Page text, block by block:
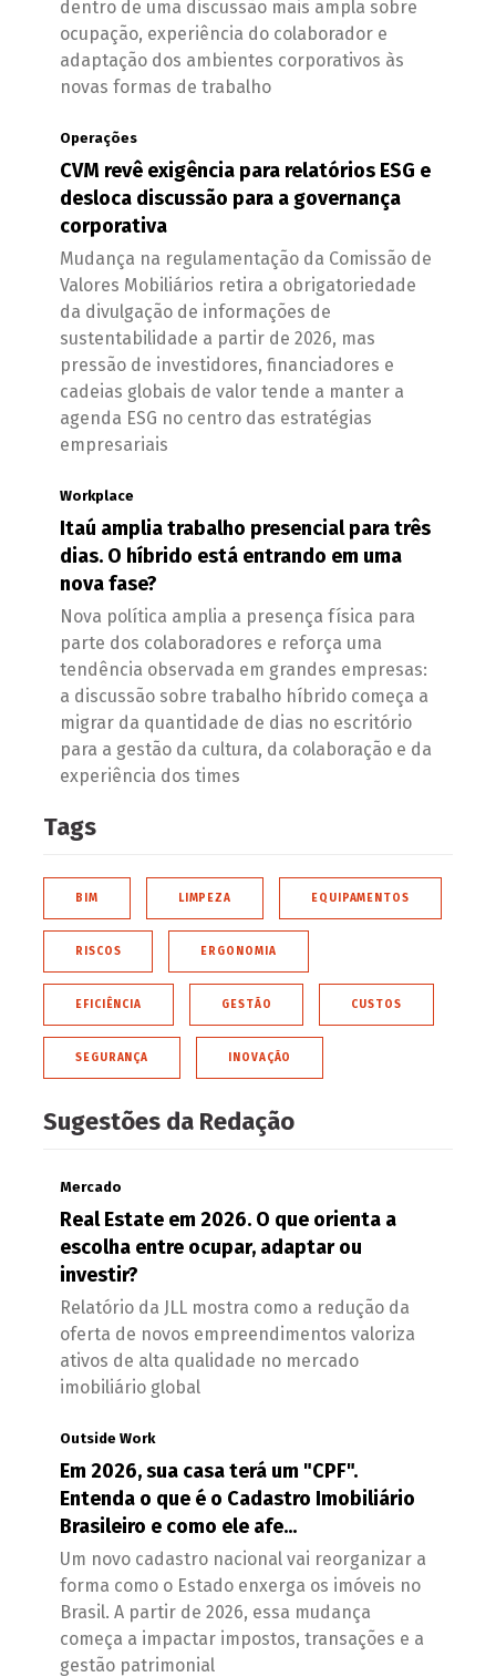
dentro de uma discussão mais ampla sobre
ocupação, experiência do colaborador e
adaptação dos ambientes corporativos às
novas formas de trabalho
Operações
CVM revê exigência para relatórios ESG e
desloca discussão para a governança
corporativa
Mudança na regulamentação da Comissão de
Valores Mobiliários retira a obrigatoriedade
da divulgação de informações de
sustentabilidade a partir de 2026, mas
pressão de investidores, financiadores e
cadeias globais de valor tende a manter a
agenda ESG no centro das estratégias
empresariais
Workplace
Itaú amplia trabalho presencial para três
dias. O híbrido está entrando em uma
nova fase?
Nova política amplia a presença física para
parte dos colaboradores e reforça uma
tendência observada em grandes empresas:
a discussão sobre trabalho híbrido começa a
migrar da quantidade de dias no escritório
para a gestão da cultura, da colaboração e da
experiência dos times
Tags
BIM LIMPEZA EQUIPAMENTOS
RISCOS ERGONOMIA
EFICIÊNCIA GESTÃO CUSTOS
SEGURANÇA INOVAÇÃO
Sugestões da Redação
Mercado
Real Estate em 2026. O que orienta a
escolha entre ocupar, adaptar ou
investir?
Relatório da JLL mostra como a redução da
oferta de novos empreendimentos valoriza
ativos de alta qualidade no mercado
imobiliário global
Outside Work
Em 2026, sua casa terá um "CPF".
Entenda o que é o Cadastro Imobiliário
Brasileiro e como ele afe...
Um novo cadastro nacional vai reorganizar a
forma como o Estado enxerga os imóveis no
Brasil. A partir de 2026, essa mudança
começa a impactar impostos, transações e a
gestão patrimonial